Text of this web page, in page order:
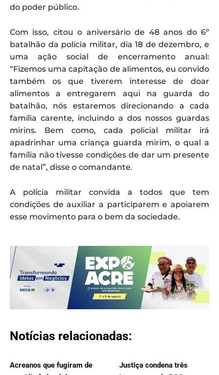
do poder público.
Com isso, citou o aniversário de 48 anos do 6º
batalhão da polícia militar, dia 18 de dezembro, e
uma ação social de encerramento anual:
“Fizemos uma capitação de alimentos, eu convido
também os que tiverem interesse de doar
alimentos a entregarem aqui na guarda do
batalhão, nós estaremos direcionando a cada
família carente, incluindo a dos nossos guardas
mirins. Bem como, cada policial militar irá
apadrinhar uma criança guarda mirim, o qual a
família não tivesse condições de dar um presente
de natal”, disse o comandante.
A polícia militar convida a todos que tem
condições de auxiliar a participarem e apoiarem
esse movimento para o bem da sociedade.
Notícias relacionadas:
Acreanos que fugiram de
Justiça condena três